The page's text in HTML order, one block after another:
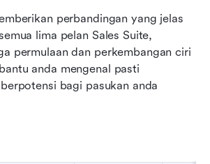
perbandingan yang jelas
lima pelan Sales Suite,
permulaan dan perkembangan ciri
anda mengenal pasti
bagi pasukan anda